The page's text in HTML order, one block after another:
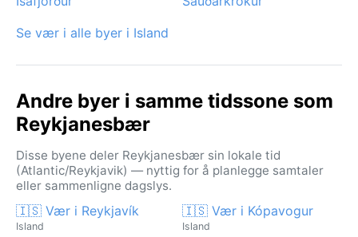
Se vær i alle byer i Island
Andre byer i samme tidssone som
Reykjanesbær
Disse byene deler Reykjanesbær sin lokale tid
(Atlantic/Reykjavik) — nyttig for å planlegge samtaler
eller sammenligne dagslys.
🇮🇸 Vær i Reykjavík
Island
🇮🇸 Vær i Kópavogur
Island